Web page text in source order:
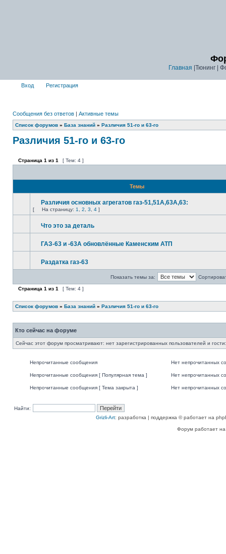
Главная |Тюнинг |
Вход Регистрация
Сообщения без ответов | Активные темы
Список форумов » База знаний » Различия 51-го и 63-го
Различия 51-го и 63-го
Страница 1 из 1 [ Тем: 4 ]
Темы
Различия основных агрегатов газ-51,51А,63А,63:
[ На страницу: 1 2 3 4 ]
Что это за деталь
ГАЗ-63 и -63А обновлённые Каменским АТП
Раздатка газ-63
Показать темы за:
Страница 1 из 1 [ Тем: 4 ]
Список форумов » База знаний » Различия 51-го и 63-го
Кто сейчас на форуме
Сейчас этот форум просматривают: нет зарегистрированных пользователей и
Непрочитанные сообщения Нет непрочитанных
Непрочитанные сообщения [ Популярная тема ] Нет непрочитанных
Непрочитанные сообщения [ Тема закрыта ] Нет непрочитанных
Найти:
Grizli-Art: разработка | поддержка © работает на
Форум работает